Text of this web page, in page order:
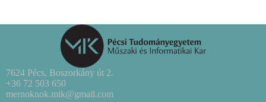
7624 Pécs, Boszorkány út 2.
+36 72 503 650
mernoknok.mik@gmail.com